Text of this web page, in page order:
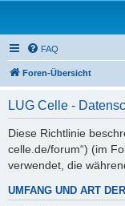
FAQ
Foren-Übersicht
LUG Celle -
Diese Richtlinie
celle.de/forum“) (im
verwendet, die
UMFANG UND ART